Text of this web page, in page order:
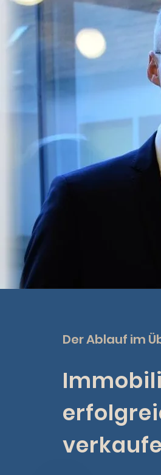
Der Ablauf im